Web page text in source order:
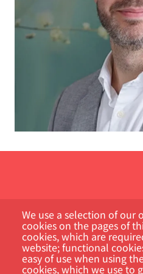
Kundportal
Sök
We use a selection of
cookies on the pages of
cookies, which are
website; functional
easy of use when using
cookies, which we use to